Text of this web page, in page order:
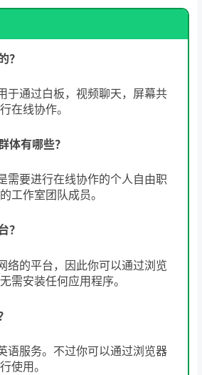
？
于通过白板，视频聊天，屏幕共
在线协作。
体有哪些？
需要进行在线协作的个人自由职
工作室团队成员。
？
络的平台，因此你可以通过浏览
需安装任何应用程序。
语服务。不过你可以通过浏览器
使用。